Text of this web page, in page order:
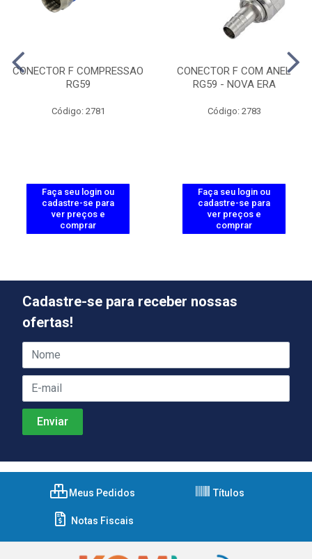
CONECTOR F COMPRESSAO
RG59
Código: 2781
Faça seu login ou
cadastre-se para
ver preços e
comprar
CONECTOR F COM ANEL
RG59 - NOVA ERA
Código: 2783
Faça seu login ou
cadastre-se para
ver preços e
comprar
Cadastre-se para receber nossas
ofertas!
Meus Pedidos Títulos
Notas Fiscais